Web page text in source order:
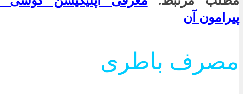
پیرامون آن
مصرف باطری